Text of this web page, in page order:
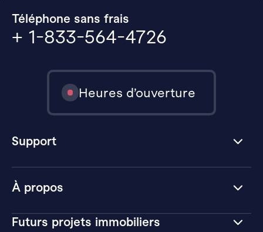
À propos
Futurs projets immobiliers
Téléphone sans frais
+ 1-833-564-4726
Heures d’ouverture
Support